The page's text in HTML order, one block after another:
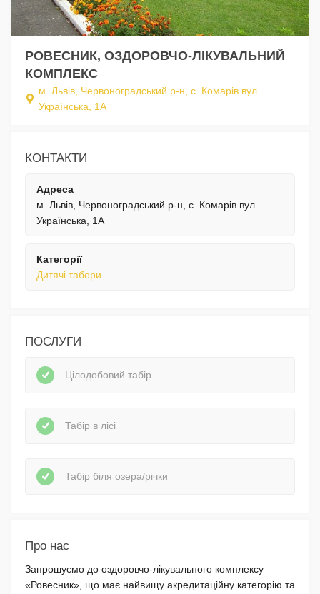
РОВЕСНИК, ОЗДОРОВЧО-ЛІКУВАЛЬНИЙ
КОМПЛЕКС
м. Львів, Червоноградcький р-н, с. Комарів вул.
Українська, 1А
КОНТАКТИ
Адреса
м. Львів, Червоноградcький р-н, с. Комарів вул.
Українська, 1А
Категорії
Дитячі табори
ПОСЛУГИ
Цілодобовий табір
Табір в лісі
Табір біля озера/річки
Про нас
Запрошуємо до оздоровчо-лікувального комплексу
«Ровесник», що має найвищу акредитаційну категорію та